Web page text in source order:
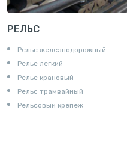
РЕЛЬС
Рельс железнодорожный
Рельс легкий
Рельс крановый
Рельс трамвайный
Рельсовый крепеж